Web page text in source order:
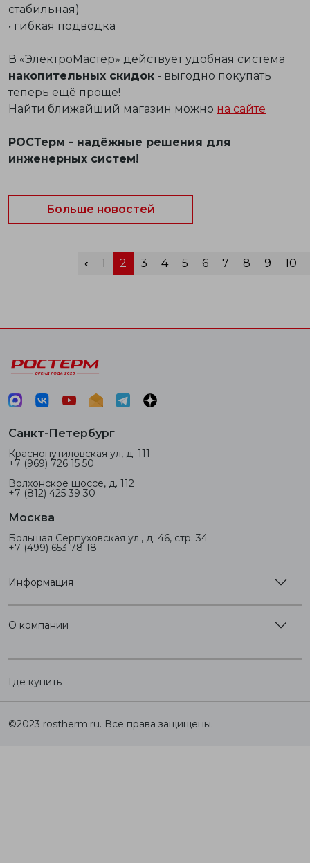
стабильная)
• гибкая подводка
В «ЭлектроМастер» действует удобная система
накопительных скидок - выгодно покупать
теперь ещё проще!
Найти ближайший магазин можно на сайте
РОСТерм - надёжные решения для
инженерных систем!
Больше новостей
‹ 1 2 3 4 5 6 7 8 9 10
Санкт-Петербург
Краснопутиловская ул, д. 111
+7 (969) 726 15 50
Волхонское шоссе, д. 112
+7 (812) 425 39 30
Москва
Большая Серпуховская ул., д. 46, стр. 34
+7 (499) 653 78 18
Информация
О компании
Где купить
©2023 rostherm.ru. Все права защищены.